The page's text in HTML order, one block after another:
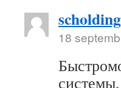
scholding
18